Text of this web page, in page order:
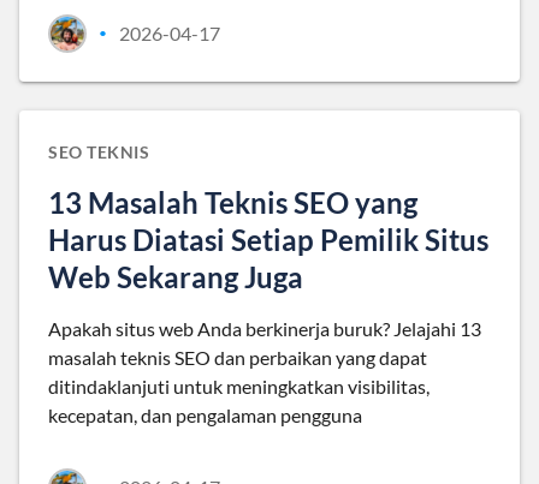
• 2026-04-17
SEO TEKNIS
13 Masalah Teknis SEO yang
Harus Diatasi Setiap Pemilik Situs
Web Sekarang Juga
Apakah situs web Anda berkinerja buruk? Jelajahi 13
masalah teknis SEO dan perbaikan yang dapat
ditindaklanjuti untuk meningkatkan visibilitas,
kecepatan, dan pengalaman pengguna